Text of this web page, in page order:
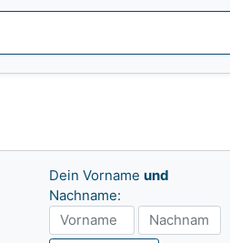
Dein Vorname und
Nachname: